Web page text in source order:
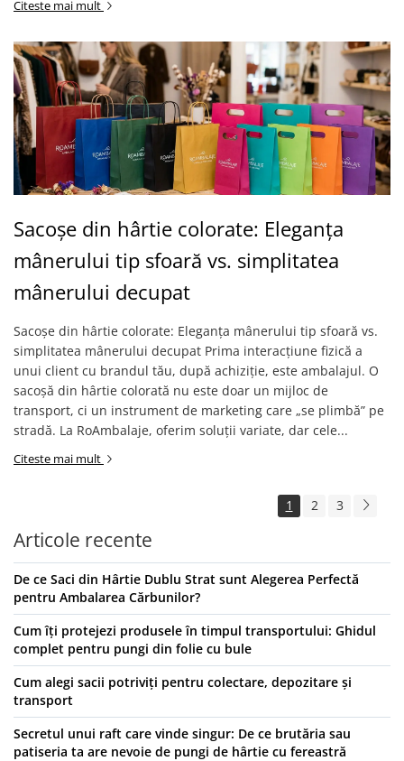
Citeste mai mult
Sacoșe din hârtie colorate: Eleganța
mânerului tip sfoară vs. simplitatea
mânerului decupat
Sacoșe din hârtie colorate: Eleganța mânerului tip sfoară vs.
simplitatea mânerului decupat Prima interacțiune fizică a
unui client cu brandul tău, după achiziție, este ambalajul. O
sacoșă din hârtie colorată nu este doar un mijloc de
transport, ci un instrument de marketing care „se plimbă” pe
stradă. La RoAmbalaje, oferim soluții variate, dar cele...
Citeste mai mult
1 2 3
Articole recente
De ce Saci din Hârtie Dublu Strat sunt Alegerea Perfectă
pentru Ambalarea Cărbunilor?
Cum îți protejezi produsele în timpul transportului: Ghidul
complet pentru pungi din folie cu bule
Cum alegi sacii potriviți pentru colectare, depozitare și
transport
Secretul unui raft care vinde singur: De ce brutăria sau
patiseria ta are nevoie de pungi de hârtie cu fereastră